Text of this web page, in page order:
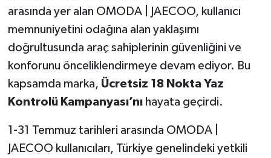
arasında yer alan OMODA | JAECOO, kullanıcı
memnuniyetini odağına alan yaklaşımı
doğrultusunda araç sahiplerinin güvenliğini ve
konforunu önceliklendirmeye devam ediyor. Bu
kapsamda marka, Ücretsiz 18 Nokta Yaz
Kontrolü Kampanyası’nı hayata geçirdi.
1-31 Temmuz tarihleri arasında OMODA |
JAECOO kullanıcıları, Türkiye genelindeki yetkili